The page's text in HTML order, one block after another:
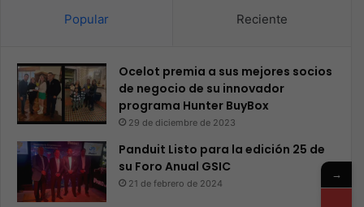
Popular Reciente
Ocelot premia a sus mejores socios
de negocio de su innovador
programa Hunter BuyBox
29 de diciembre de 2023
Panduit Listo para la edición 25 de
su Foro Anual GSIC
21 de febrero de 2024
→